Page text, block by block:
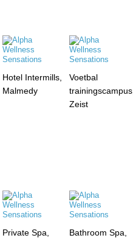
Hotel Intermills,
Malmedy
Voetbal
trainingscampus,
Zeist
Private Spa,
Bathroom Spa,